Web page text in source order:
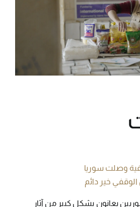
وصلت سوريا
خير دائم
يعانون بشكل كبير من آثار